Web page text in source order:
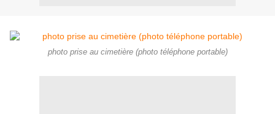
photo prise au cimetière (photo téléphone portable)